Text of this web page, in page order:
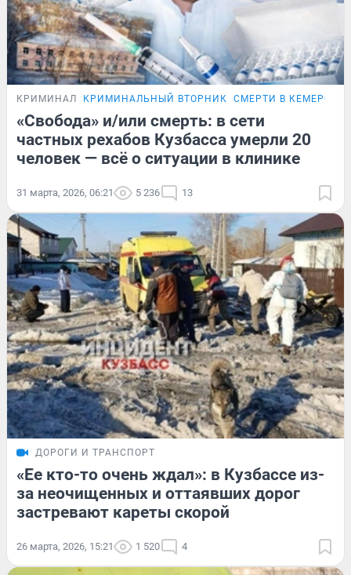
КРИМИНАЛ КРИМИНАЛЬНЫЙ ВТОРНИК СМЕРТИ В
«Свобода» и/или смерть: в сети
частных рехабов Кузбасса умерли 20
человек — всё о ситуации в клинике
31 марта, 2026, 06:21 5 236 13
ДОРОГИ И ТРАНСПОРТ
«Ее кто-то очень ждал»: в Кузбассе из-
за неочищенных и оттаявших дорог
застревают кареты скорой
26 марта, 2026, 15:21 1 520 4